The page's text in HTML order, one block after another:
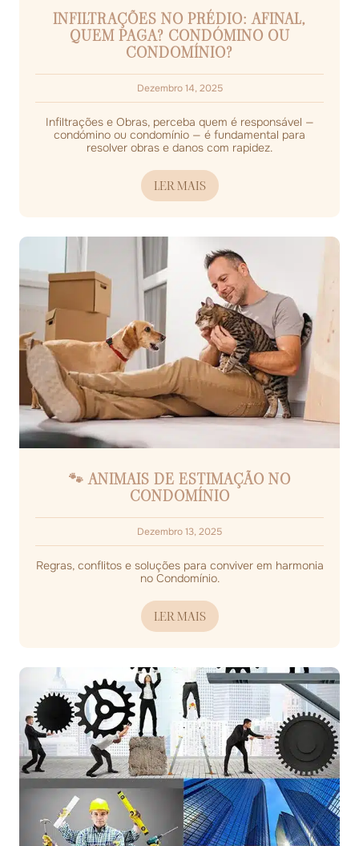
INFILTRAÇÕES NO PRÉDIO: AFINAL,
QUEM PAGA? CONDÓMINO OU
CONDOMÍNIO?
Dezembro 14, 2025
Infiltrações e Obras, perceba quem é responsável —
condómino ou condomínio — é fundamental para
resolver obras e danos com rapidez.
LER MAIS
🐾 ANIMAIS DE ESTIMAÇÃO NO
CONDOMÍNIO
Dezembro 13, 2025
Regras, conflitos e soluções para conviver em harmonia
no Condomínio.
LER MAIS